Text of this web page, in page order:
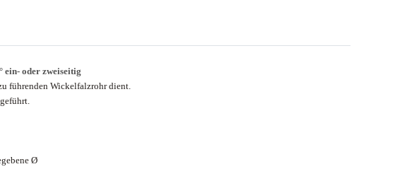
oder zweiseitig
führenden Wickelfalzrohr dient.
Ø